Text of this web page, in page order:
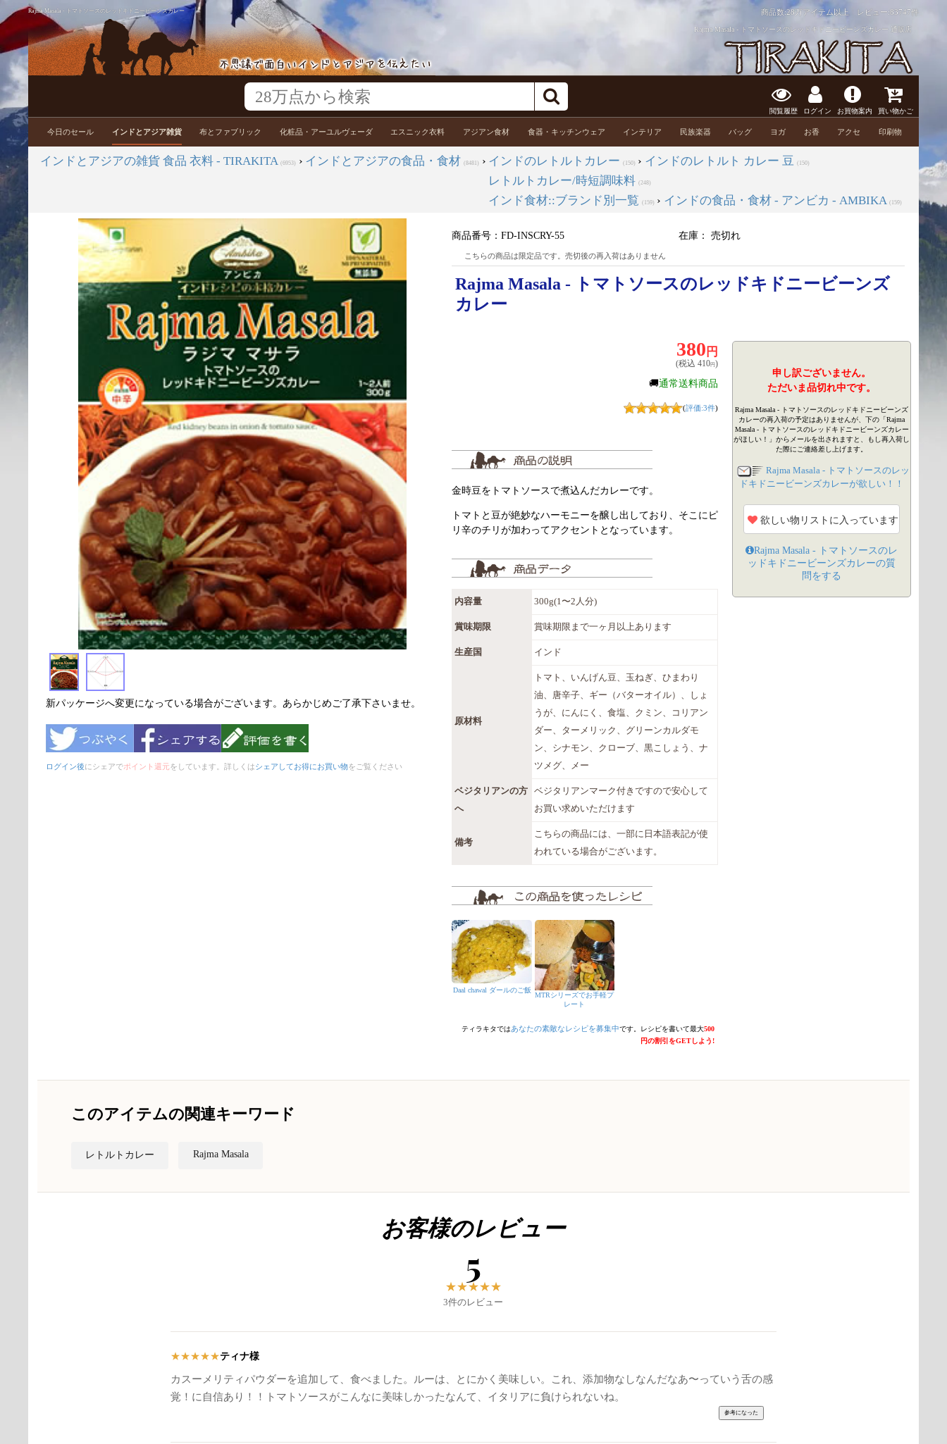
Rajma Masala - トマトソースのレッドキドニービーンズカレー 商品数:28万アイテム以上 レビュー:83747件
Rajma Masala - トマトソースのレッドキドニービーンズカレー 通販店
閲覧履歴 ログイン お買物案内 買い物かご
今日のセール インドとアジア雑貨 布とファブリック 化粧品・アーユルヴェーダ エスニック衣料 アジアン食材 食器・キッチンウェア インテリア 民族楽器 バッグ ヨガ お香 アクセ 印刷物
インドとアジアの雑貨 食品 衣料 - TIRAKITA (6953) › インドとアジアの食品・食材 (8481) › インドのレトルトカレー (150) › インドのレトルト カレー 豆 (150)
レトルトカレー/時短調味料 (248)
インド食材::ブランド別一覧 (159) › インドの食品・食材 - アンビカ - AMBIKA (159)
新パッケージへ変更になっている場合がございます。あらかじめご了承下さいませ。
ログイン後にシェアでポイント還元をしています。詳しくはシェアしてお得にお買い物をご覧ください
商品番号：FD-INSCRY-55 在庫： 売切れ
こちらの商品は限定品です。売切後の再入荷はありません
Rajma Masala - トマトソースのレッドキドニービーンズ
カレー
380 円
(税込410円)
🚚通常送料商品
(評価:3件)
金時豆をトマトソースで煮込んだカレーです。
トマトと豆が絶妙なハーモニーを醸し出しており、そこにピ
リ辛のチリが加わってアクセントとなっています。
内容量 300g(1〜2人分)
賞味期限 賞味期限まで一ヶ月以上あります
生産国 インド
原材料
トマト、いんげん豆、玉ねぎ、ひまわり
油、唐辛子、ギー（バターオイル）、しょ
うが、にんにく、食塩、クミン、コリアン
ダー、ターメリック、グリーンカルダモ
ン、シナモン、クローブ、黒こしょう、ナ
ツメグ、メー
ベジタリアンの方
へ
ベジタリアンマーク付きですので安心して
お買い求めいただけます
備考
こちらの商品には、一部に日本語表記が使
われている場合がございます。
Daal chawal ダールのご飯
MTRシリーズでお手軽プ
レート
ティラキタではあなたの素敵なレシピを募集中です。レシピを書いて最大500
円の割引をGETしよう!
申し訳ございません。
ただいま品切れ中です。
Rajma Masala - トマトソースのレッドキドニービーンズ
カレーの再入荷の予定はありませんが、下の「Rajma
Masala - トマトソースのレッドキドニービーンズカレー
がほしい！」からメールを出されますと、もし再入荷し
た際にご連絡差し上げます。
Rajma Masala - トマトソースのレッ
ドキドニービーンズカレーが欲しい！！
欲しい物リストに入っています
Rajma Masala - トマトソースのレ
ッドキドニービーンズカレーの質
問をする
このアイテムの関連キーワード
レトルトカレー Rajma Masala
お客様のレビュー
5
★★★★★
3件のレビュー
★★★★★ティナ様
カスーメリティパウダーを追加して、食べました。ルーは、とにかく美味しい。これ、添加物なしなんだなあ〜っていう舌の感
覚！に自信あり！！トマトソースがこんなに美味しかったなんて、イタリアに負けられないね。